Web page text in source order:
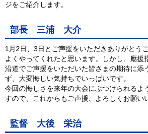
ジをご紹介します。
部長 三浦 大介
1月2日、3日とご声援をいただきありがとう
よくやってくれたと思います。しかし、應援
沿道でご声援をいただいた皆さまの期待に添
ず、大変悔しい気持ちでいっぱいです。
今回の悔しさを来年の大会にぶつけられるよ
すので、これからもご声援、よろしくお願い
監督 大後 栄治